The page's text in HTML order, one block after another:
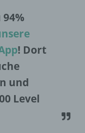
! Dort
und
Level